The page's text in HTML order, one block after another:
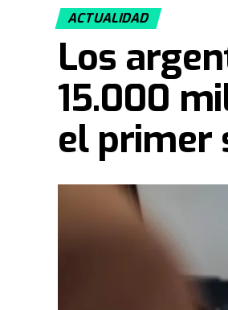
fiesta, la presentación
simbolizando el gran
En este sentido, tras el
vestirán de fiesta e
los miembros de la
peregrinación para
ACTUALIDAD
Los
15.000
el primer